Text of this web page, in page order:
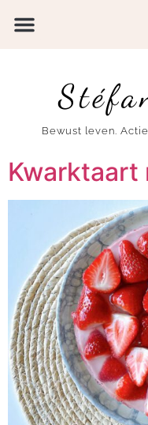
Bewust leven.
Kwarktaart